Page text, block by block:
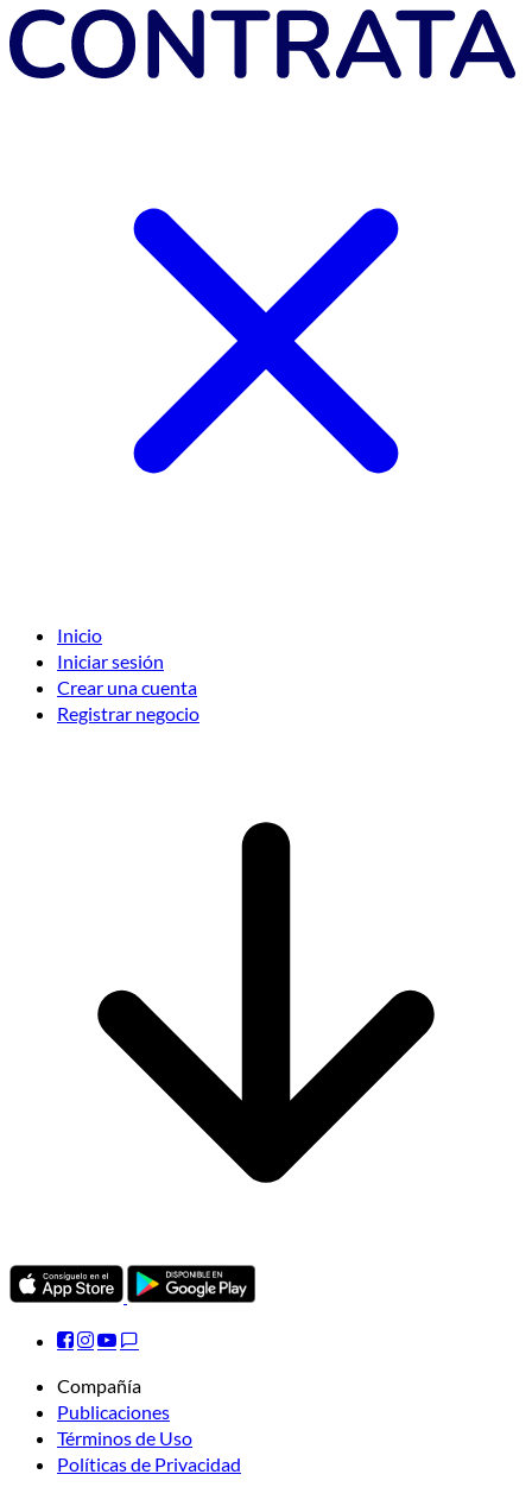
Inicio
Iniciar sesión
Crear una cuenta
Registrar negocio
Compañía
Publicaciones
Términos de Uso
Políticas de Privacidad